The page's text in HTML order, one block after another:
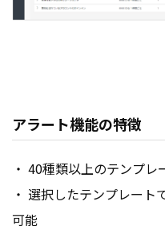
アラート機能の特徴
・ 40種類以上のテンプレ
・ 選択したテンプレート
可能